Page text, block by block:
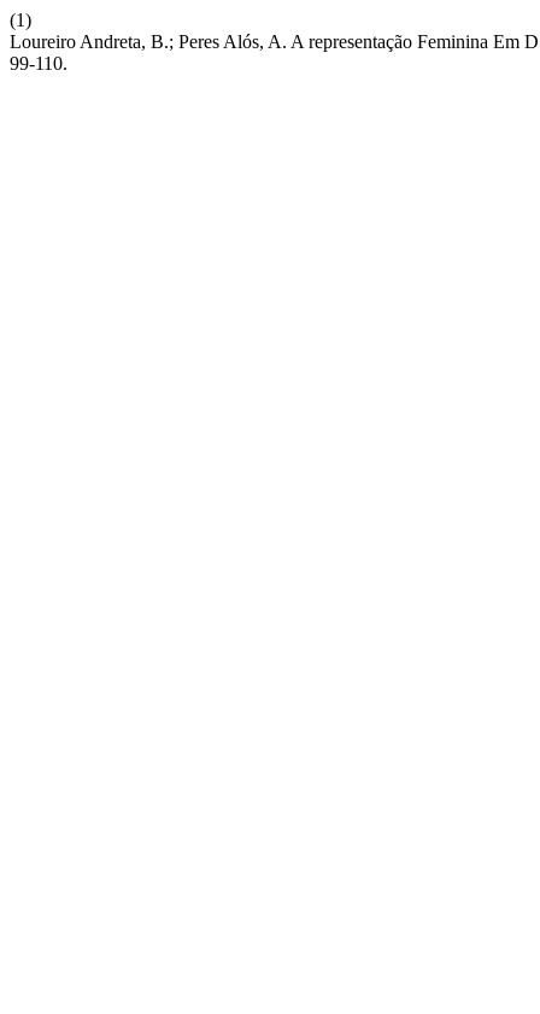
(1)
Loureiro Andreta, B.; Peres Alós, A. A representação Feminina
99-110.